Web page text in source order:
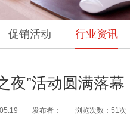
促销活动 行业资讯
夜”活动圆满落
发布者： 浏览次数：51次